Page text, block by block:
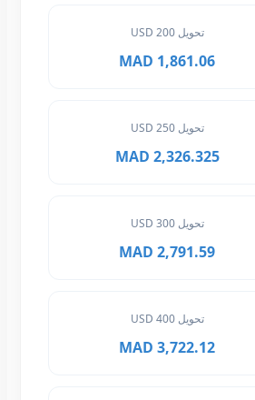
تحويل 200 USD
1,861.06 MAD
تحويل 250 USD
2,326.325 MAD
تحويل 300 USD
2,791.59 MAD
تحويل 400 USD
3,722.12 MAD